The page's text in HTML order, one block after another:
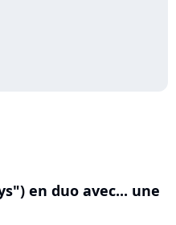
en duo avec... une